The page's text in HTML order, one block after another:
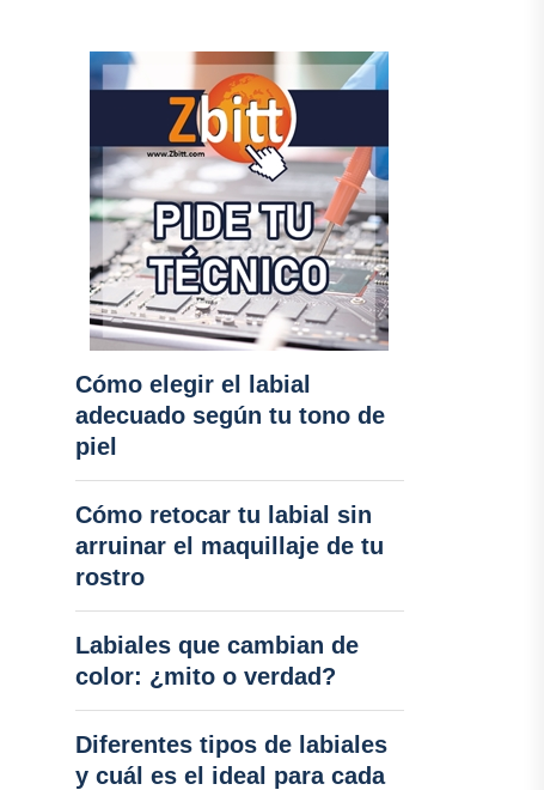
Cómo elegir el labial
adecuado según tu tono de
piel
Cómo retocar tu labial sin
arruinar el maquillaje de tu
rostro
Labiales que cambian de
color: ¿mito o verdad?
Diferentes tipos de labiales
y cuál es el ideal para cada